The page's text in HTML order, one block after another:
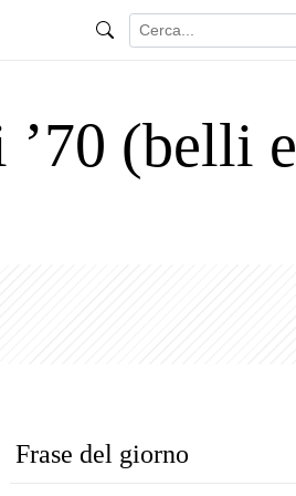
(belli e
Frase del giorno